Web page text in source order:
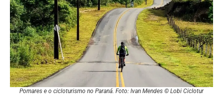
Pomares e o cicloturismo no Paraná. Foto: Ivan Mendes © Lobi Ciclotur